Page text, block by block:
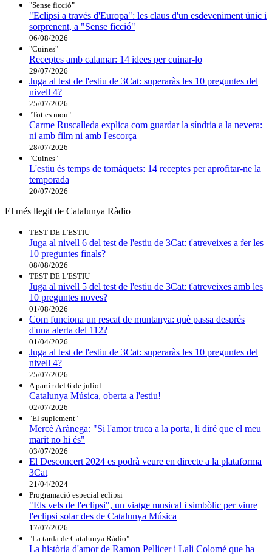
"Sense ficció"
"Eclipsi a través d'Europa": les claus d'un esdeveniment únic i
sorprenent, a "Sense ficció"
06/08/2026
"Cuines"
Receptes amb calamar: 14 idees per cuinar-lo
29/07/2026
Juga al test de l'estiu de 3Cat: superaràs les 10 preguntes del
nivell 4?
25/07/2026
"Tot es mou"
Carme Ruscalleda explica com guardar la síndria a la nevera:
ni amb film ni amb l'escorça
28/07/2026
"Cuines"
L'estiu és temps de tomàquets: 14 receptes per aprofitar-ne la
temporada
20/07/2026
El més llegit de Catalunya Ràdio
TEST DE L'ESTIU
Juga al nivell 6 del test de l'estiu de 3Cat: t'atreveixes a fer les
10 preguntes finals?
08/08/2026
TEST DE L'ESTIU
Juga al nivell 5 del test de l'estiu de 3Cat: t'atreveixes amb les
10 preguntes noves?
01/08/2026
Com funciona un rescat de muntanya: què passa després
d'una alerta del 112?
01/04/2026
Juga al test de l'estiu de 3Cat: superaràs les 10 preguntes del
nivell 4?
25/07/2026
A partir del 6 de juliol
Catalunya Música, oberta a l'estiu!
02/07/2026
"El suplement"
Mercè Arànega: "Si l'amor truca a la porta, li diré que el meu
marit no hi és"
03/07/2026
El Desconcert 2024 es podrà veure en directe a la plataforma
3Cat
21/04/2024
Programació especial eclipsi
"Els vels de l'eclipsi", un viatge musical i simbòlic per viure
l'eclipsi solar des de Catalunya Música
17/07/2026
"La tarda de Catalunya Ràdio"
La història d'amor de Ramon Pellicer i Lali Colomé que ha